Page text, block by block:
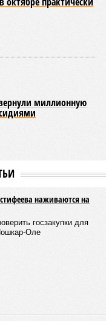
рост
городе
№ 11 состоялось
центра
все необходимые
приняли
турнир
и зрелищный
Кроме
опыт выхода на
программу I и II
которые
расширении
региона.